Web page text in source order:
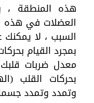
هذه المنطقة
العضلات في هذه
السبب ، لا
بمجرد القيام
معدل ضربات
بحركات القلب
وتمدد وتمدد